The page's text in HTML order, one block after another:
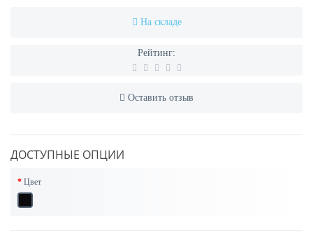
На складе
Рейтинг:
Оставить отзыв
ДОСТУПНЫЕ ОПЦИИ
Цвет